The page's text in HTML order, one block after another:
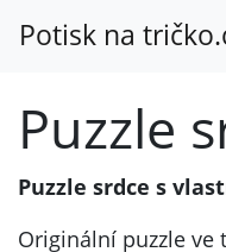
Potisk na
Puzzle
Puzzle srdce s
Originální puzzle ve